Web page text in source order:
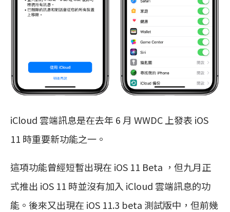
iCloud 雲端訊息是在去年 6 月 WWDC 上發表 iOS
11 時重要新功能之一。
這項功能曾經短暫出現在 iOS 11 Beta ，但九月正
式推出 iOS 11 時並沒有加入 iCloud 雲端訊息的功
能。後來又出現在 iOS 11.3 beta 測試版中，但前幾